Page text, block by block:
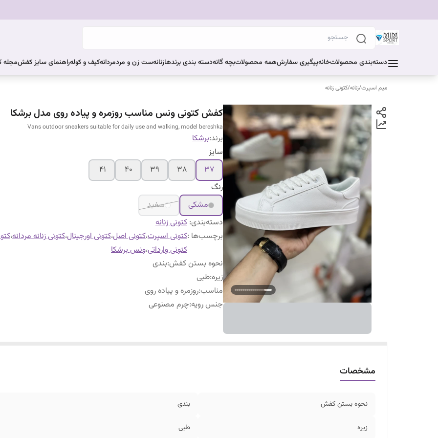
دسته‌بندی محصولاتخانهپیگیری سفارشهمه محصولاتبچه گانهدسته بندی برندهازنانهست زن و مردمردانهکیف و کولهراهنمای سایز کفش
میم اسپرت/زنانه/کتونی زنانه
کفش کتونی ونس مناسب روزمره و پیاده روی مدل برشکا
Vans outdoor sneakers suitable for daily use and walking, model bereshka
برند:برشکا
سایز
۳۷
۳۸ ۳۹ ۴۰
۴۱
رنگ
مشکی
سفید
دسته‌بندی: کتونی زنانه
برچسب‌ها :کتونی اسپرت،کتونی اصل،کتونی اورجینال،کتونی زنانه مردانه،
کتونی وارداتی،ونس برشکا
نحوه بستن کفش:بندی
زیره:طبی
مناسب:روزمره و پیاده روی
جنس رویه:چرم مصنوعی
مشخصات
نحوه بستن کفش بندی
زیره طبی